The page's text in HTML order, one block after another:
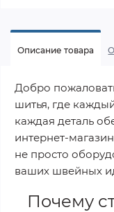
Описание товара
Добро
шитья, где
каждая деталь
интернет-
не просто
ваших швейных
Почему